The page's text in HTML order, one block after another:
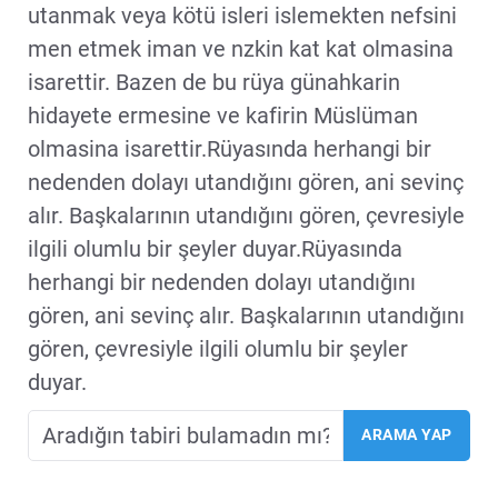
utanmak veya kötü isleri islemekten nefsini
men etmek iman ve nzkin kat kat olmasina
isarettir. Bazen de bu rüya günahkarin
hidayete ermesine ve kafirin Müslüman
olmasina isarettir.Rüyasında herhangi bir
nedenden dolayı utandığını gören, ani sevinç
alır. Başkalarının utandığını gören, çevresiyle
ilgili olumlu bir şeyler duyar.Rüyasında
herhangi bir nedenden dolayı utandığını
gören, ani sevinç alır. Başkalarının utandığını
gören, çevresiyle ilgili olumlu bir şeyler
duyar.